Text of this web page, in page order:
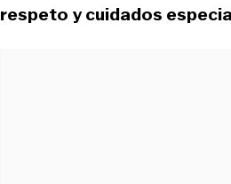
respeto y cuidados